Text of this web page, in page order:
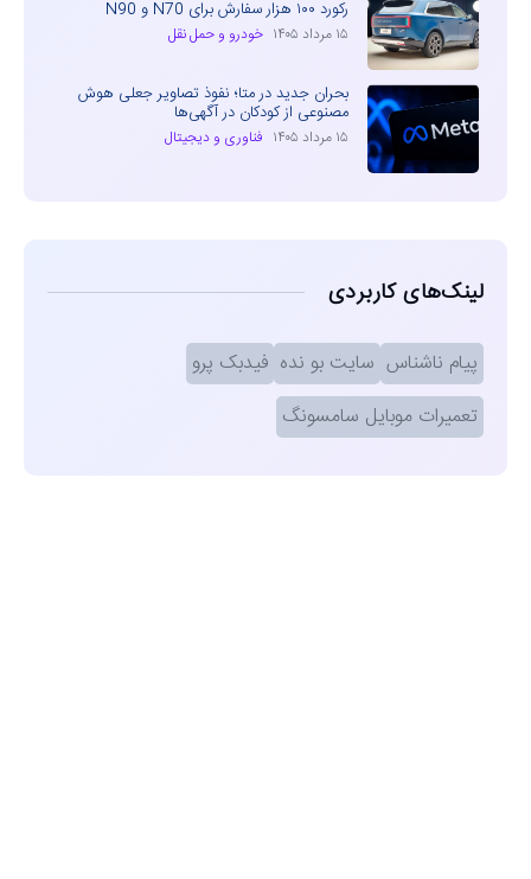
رکورد ۱۰۰ هزار سفارش برای N70 و N90
۱۵ مرداد ۱۴۰۵ خودرو و حمل نقل
بحران جدید در متا؛ نفوذ تصاویر جعلی هوش
مصنوعی از کودکان در آگهی‌ها
۱۵ مرداد ۱۴۰۵ فناوری و دیجیتال
لینک‌های کاربردی
پیام ناشناس سایت بو نده فیدبک پرو
تعمیرات موبایل سامسونگ